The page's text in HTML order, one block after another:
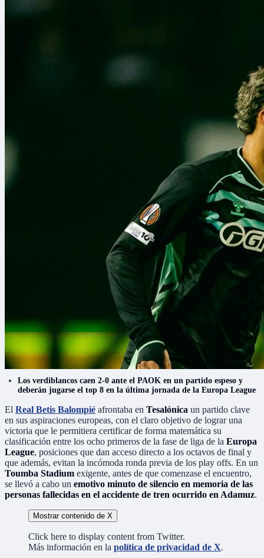
Los verdiblancos caen 2-0 ante el PAOK en un partido espeso y
deberán jugarse el top 8 en la última jornada de la Europa League
El Real Betis Balompié afrontaba en Tesalónica un partido clave
en sus aspiraciones europeas, con el claro objetivo de lograr una
victoria que le permitiera certificar de forma matemática su
clasificación entre los ocho primeros de la fase de liga de la Europa
League, posiciones que dan acceso directo a los octavos de final y
que además, evitan la incómoda ronda previa de los play offs. En un
Toumba Stadium exigente, antes de que comenzase el encuentro,
se llevó a cabo un emotivo minuto de silencio en memoria de las
personas fallecidas en el accidente de tren ocurrido en Adamuz.
Mostrar contenido de X
Click here to display content from Twitter.
Más información en la política de privacidad de X.